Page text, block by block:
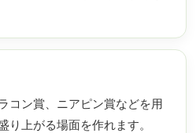
コン賞、ニアピン賞などを用
り上がる場面を作れます。